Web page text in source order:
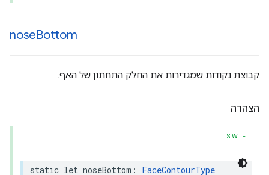
noseBottom
קבוצת נקודות שמגדירות את החלק התחתון של האף.
הצהרה
SWIFT
static let noseBottom : FaceContourType